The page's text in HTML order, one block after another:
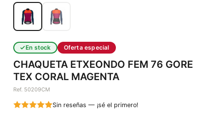
En stock Oferta especial
CHAQUETA ETXEONDO FEM 76 GORE
TEX CORAL MAGENTA
Ref. 50209CM
Sin reseñas — ¡sé el primero!